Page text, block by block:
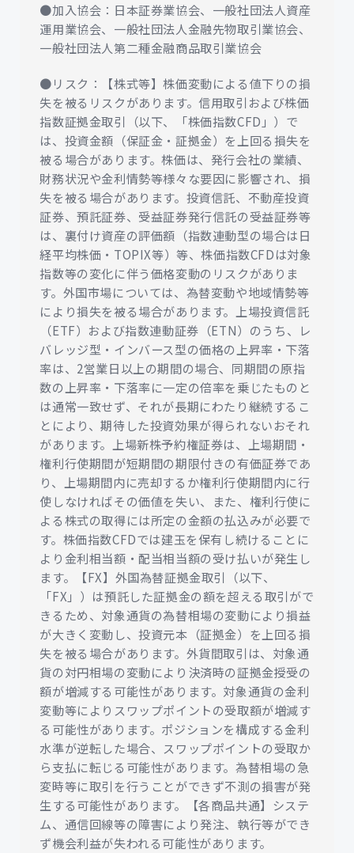
●加入協会：日本証券業協会、一般社団法人資産
運用業協会、一般社団法人金融先物取引業協会、
一般社団法人第二種金融商品取引業協会
●リスク：【株式等】株価変動による値下りの損
失を被るリスクがあります。信用取引および株価
指数証拠金取引（以下、「株価指数CFD」）で
は、投資金額（保証金・証拠金）を上回る損失を
被る場合があります。株価は、発行会社の業績、
財務状況や金利情勢等様々な要因に影響され、損
失を被る場合があります。投資信託、不動産投資
証券、預託証券、受益証券発行信託の受益証券等
は、裏付け資産の評価額（指数連動型の場合は日
経平均株価・TOPIX等）等、株価指数CFDは対象
指数等の変化に伴う価格変動のリスクがありま
す。外国市場については、為替変動や地域情勢等
により損失を被る場合があります。上場投資信託
（ETF）および指数連動証券（ETN）のうち、レ
バレッジ型・インバース型の価格の上昇率・下落
率は、2営業日以上の期間の場合、同期間の原指
数の上昇率・下落率に一定の倍率を乗じたものと
は通常一致せず、それが長期にわたり継続するこ
とにより、期待した投資効果が得られないおそれ
があります。上場新株予約権証券は、上場期間・
権利行使期間が短期間の期限付きの有価証券であ
り、上場期間内に売却するか権利行使期間内に行
使しなければその価値を失い、また、権利行使に
よる株式の取得には所定の金額の払込みが必要で
す。株価指数CFDでは建玉を保有し続けることに
より金利相当額・配当相当額の受け払いが発生し
ます。【FX】外国為替証拠金取引（以下、
「FX」）は預託した証拠金の額を超える取引がで
きるため、対象通貨の為替相場の変動により損益
が大きく変動し、投資元本（証拠金）を上回る損
失を被る場合があります。外貨間取引は、対象通
貨の対円相場の変動により決済時の証拠金授受の
額が増減する可能性があります。対象通貨の金利
変動等によりスワップポイントの受取額が増減す
る可能性があります。ポジションを構成する金利
水準が逆転した場合、スワップポイントの受取か
ら支払に転じる可能性があります。為替相場の急
変時等に取引を行うことができず不測の損害が発
生する可能性があります。【各商品共通】システ
ム、通信回線等の障害により発注、執行等ができ
ず機会利益が失われる可能性があります。